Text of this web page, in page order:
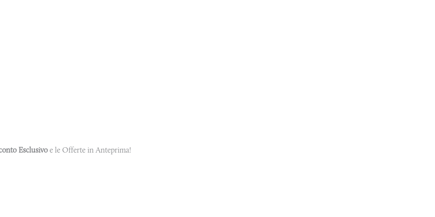
Esclusivoe le Offerte in Anteprima!